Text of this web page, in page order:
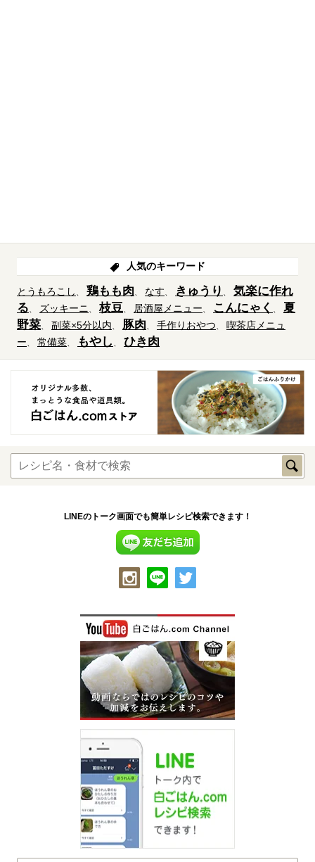
人気のキーワード
とうもろこし 鶏もも肉 なす きゅうり
気楽に作れ
る
ズッキーニ 枝豆 居酒屋メニュー こんにゃく
夏
野菜
副菜×5分以内 豚肉 手作りおやつ
喫茶店メニュ
ー
常備菜 もやし ひき肉
LINEのトーク画面でも簡単レシピ検索できます！